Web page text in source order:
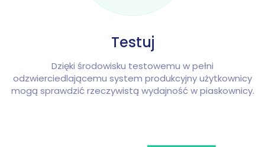
Testuj
Dzięki środowisku testowemu w pełni
odzwierciedlającemu system produkcyjny użytkownicy
mogą sprawdzić rzeczywistą wydajność w piaskownicy.